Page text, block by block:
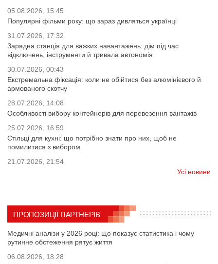
05.08.2026, 15:45
Популярні фільми року: що зараз дивляться українці
31.07.2026, 17:32
Зарядна станція для важких навантажень: дім під час
відключень, інструменти й тривала автономія
30.07.2026, 00:43
Екстремальна фіксація: коли не обійтися без алюмінієвого й
армованого скотчу
28.07.2026, 14:08
Особливості вибору контейнерів для перевезення вантажів
25.07.2026, 16:59
Стільці для кухні: що потрібно знати про них, щоб не
помилитися з вибором
21.07.2026, 21:54
Усі новини
ПРОПОЗИЦІЇ ПАРТНЕРІВ
Медичні аналізи у 2026 році: що показує статистика і чому
рутинне обстеження рятує життя
06.08.2026, 18:28